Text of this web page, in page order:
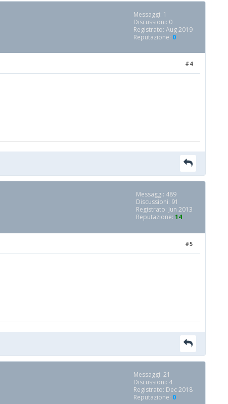
Messaggi: 1
Discussioni: 0
Registrato: Aug 2019
Reputazione: 0
#4
Messaggi: 489
Discussioni: 91
Registrato: Jun 2013
Reputazione: 14
#5
Messaggi: 21
Discussioni: 4
Registrato: Dec 2018
Reputazione: 0